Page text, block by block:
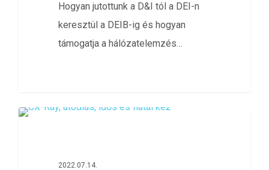
Hogyan jutottunk a D&I tól a DEI-n
keresztül a DEIB-ig és hogyan
támogatja a hálózatelemzés…
2022.07.14.